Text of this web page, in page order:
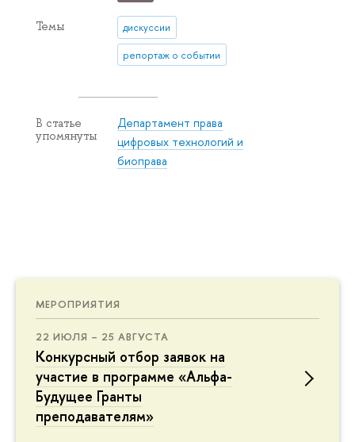
МЕРОПРИЯТИЯ
22 ИЮЛЯ – 25 АВГУСТА
Конкурсный отбор заявок на
участие в программе «Альфа-
Будущее Гранты
преподавателям»
Темы дискуссии
репортаж о событии
В статье
упомянуты
Департамент права
цифровых технологий и
биоправа